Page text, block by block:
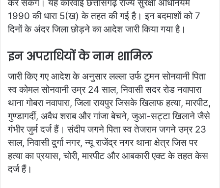
कर सकेंगे। यह कार्रवाई छत्तीसगढ़ राज्य सुरक्षा अधिनियम
1990 की धारा 5(ख) के तहत की गई है। इन बदमाशों को 7
दिनों के अंदर जिला छोड़ने का आदेश जारी किया गया है।
इन अपराधियों के नाम शामिल
जारी किए गए आदेश के अनुसार लल्ला उर्फ टुमन सोनवानी पिता
स्व कोमल सोनवानी उम्र 24 साल, निवासी सदर रोड नवापारा
थाना गोबरा नवापारा, जिला रायपुर जिसके खिलाफ हत्या, मारपीट,
गुण्डागर्दी, अवैध शराब और गांजा बेचने, जुआ-सट्टा खिलाने जैसे
गंभीर जुर्म दर्ज हैं। संदीप जगने पिता स्व तेजराम जगने उम्र 23
साल, निवासी दुर्गा नगर, न्यू राजेंद्र नगर थाना क्षेत्र जिस पर
हत्या का प्रयास, चोरी, मारपीट और आबकारी एक्ट के तहत केस
दर्ज हैं।